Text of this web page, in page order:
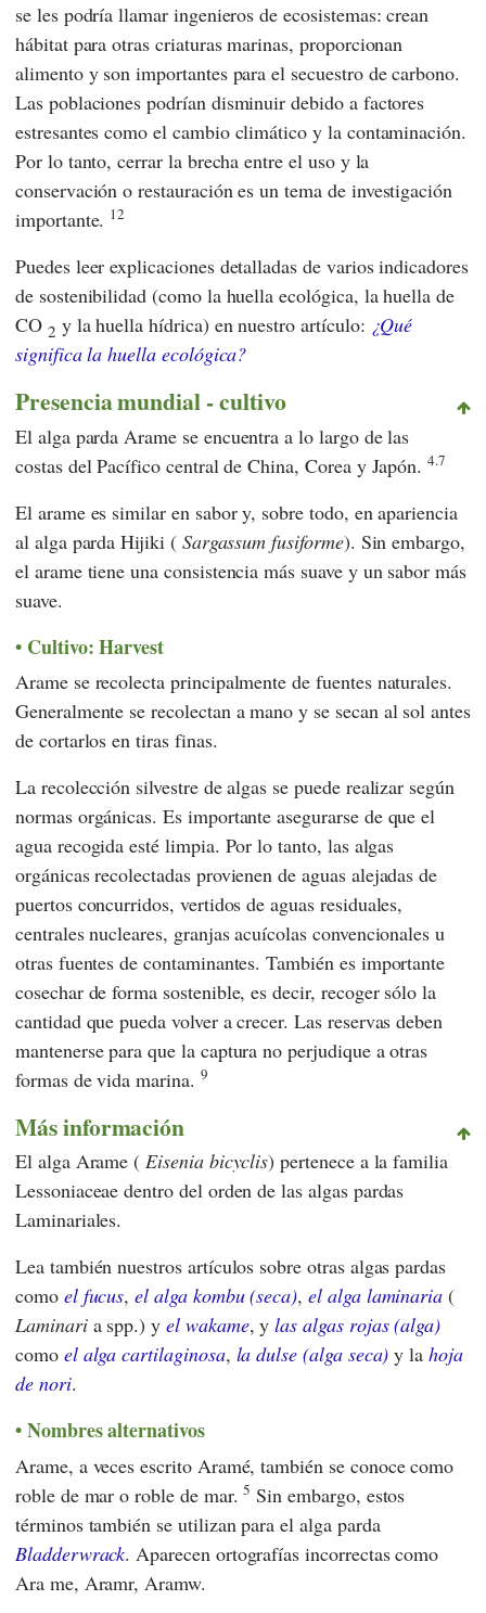
se les podría llamar ingenieros de ecosistemas: crean
hábitat para otras criaturas marinas, proporcionan
alimento y son importantes para el secuestro de carbono.
Las poblaciones podrían disminuir debido a factores
estresantes como el cambio climático y la contaminación.
Por lo tanto, cerrar la brecha entre el uso y la
conservación o restauración es un tema de investigación
importante. 12
Puedes leer explicaciones detalladas de varios indicadores
de sostenibilidad (como la huella ecológica, la huella de
CO 2 y la huella hídrica) en nuestro artículo: ¿Qué
significa la huella ecológica?
Presencia mundial - cultivo
El alga parda Arame se encuentra a lo largo de las
costas del Pacífico central de China, Corea y Japón.4.7
El arame es similar en sabor y, sobre todo, en apariencia
al alga parda Hijiki ( Sargassum fusiforme). Sin embargo,
el arame tiene una consistencia más suave y un sabor más
suave.
Cultivo: Harvest
Arame se recolecta principalmente de fuentes naturales.
Generalmente se recolectan a mano y se secan al sol antes
de cortarlos en tiras finas.
La recolección silvestre de algas se puede realizar según
normas orgánicas. Es importante asegurarse de que el
agua recogida esté limpia. Por lo tanto, las algas
orgánicas recolectadas provienen de aguas alejadas de
puertos concurridos, vertidos de aguas residuales,
centrales nucleares, granjas acuícolas convencionales u
otras fuentes de contaminantes. También es importante
cosechar de forma sostenible, es decir, recoger sólo la
cantidad que pueda volver a crecer. Las reservas deben
mantenerse para que la captura no perjudique a otras
formas de vida marina. 9
Más información
El alga Arame (Eisenia bicyclis) pertenece a la familia
Lessoniaceae dentro del orden de las algas pardas
Laminariales.
Lea también nuestros artículos sobre otras algas pardas
como el fucus,el alga kombu (seca),el alga laminaria (
Laminaria spp.) y el wakame, ylas algas rojas (alga)
como el alga cartilaginosa, la dulse (alga seca) y lahoja
de nori.
Nombres alternativos
Arame, a veces escrito Aramé, también se conoce como
roble de mar o roble de mar.5 Sin embargo, estos
términos también se utilizan para el alga parda
Bladderwrack. Aparecen ortografías incorrectas como
Ara me, Aramr, Aramw.